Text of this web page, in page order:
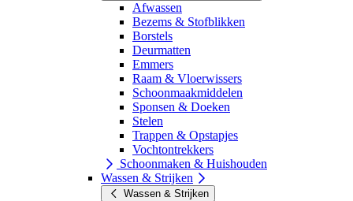
Afwassen
Bezems & Stofblikken
Borstels
Deurmatten
Emmers
Raam & Vloerwissers
Schoonmaakmiddelen
Sponsen & Doeken
Stelen
Trappen & Opstapjes
Vochtontrekkers
Schoonmaken & Huishouden
Wassen & Strijken
Wassen & Strijken